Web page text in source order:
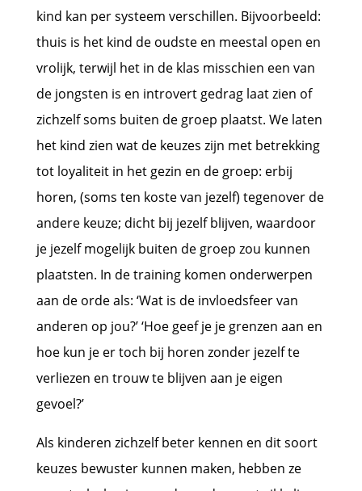
kind kan per systeem verschillen. Bijvoorbeeld:
thuis is het kind de oudste en meestal open en
vrolijk, terwijl het in de klas misschien een van
de jongsten is en introvert gedrag laat zien of
zichzelf soms buiten de groep plaatst. We laten
het kind zien wat de keuzes zijn met betrekking
tot loyaliteit in het gezin en de groep: erbij
horen, (soms ten koste van jezelf) tegenover de
andere keuze; dicht bij jezelf blijven, waardoor
je jezelf mogelijk buiten de groep zou kunnen
plaatsten. In de training komen onderwerpen
aan de orde als: ‘Wat is de invloedsfeer van
anderen op jou?’ ‘Hoe geef je je grenzen aan en
hoe kun je er toch bij horen zonder jezelf te
verliezen en trouw te blijven aan je eigen
gevoel?’
Als kinderen zichzelf beter kennen en dit soort
keuzes bewuster kunnen maken, hebben ze